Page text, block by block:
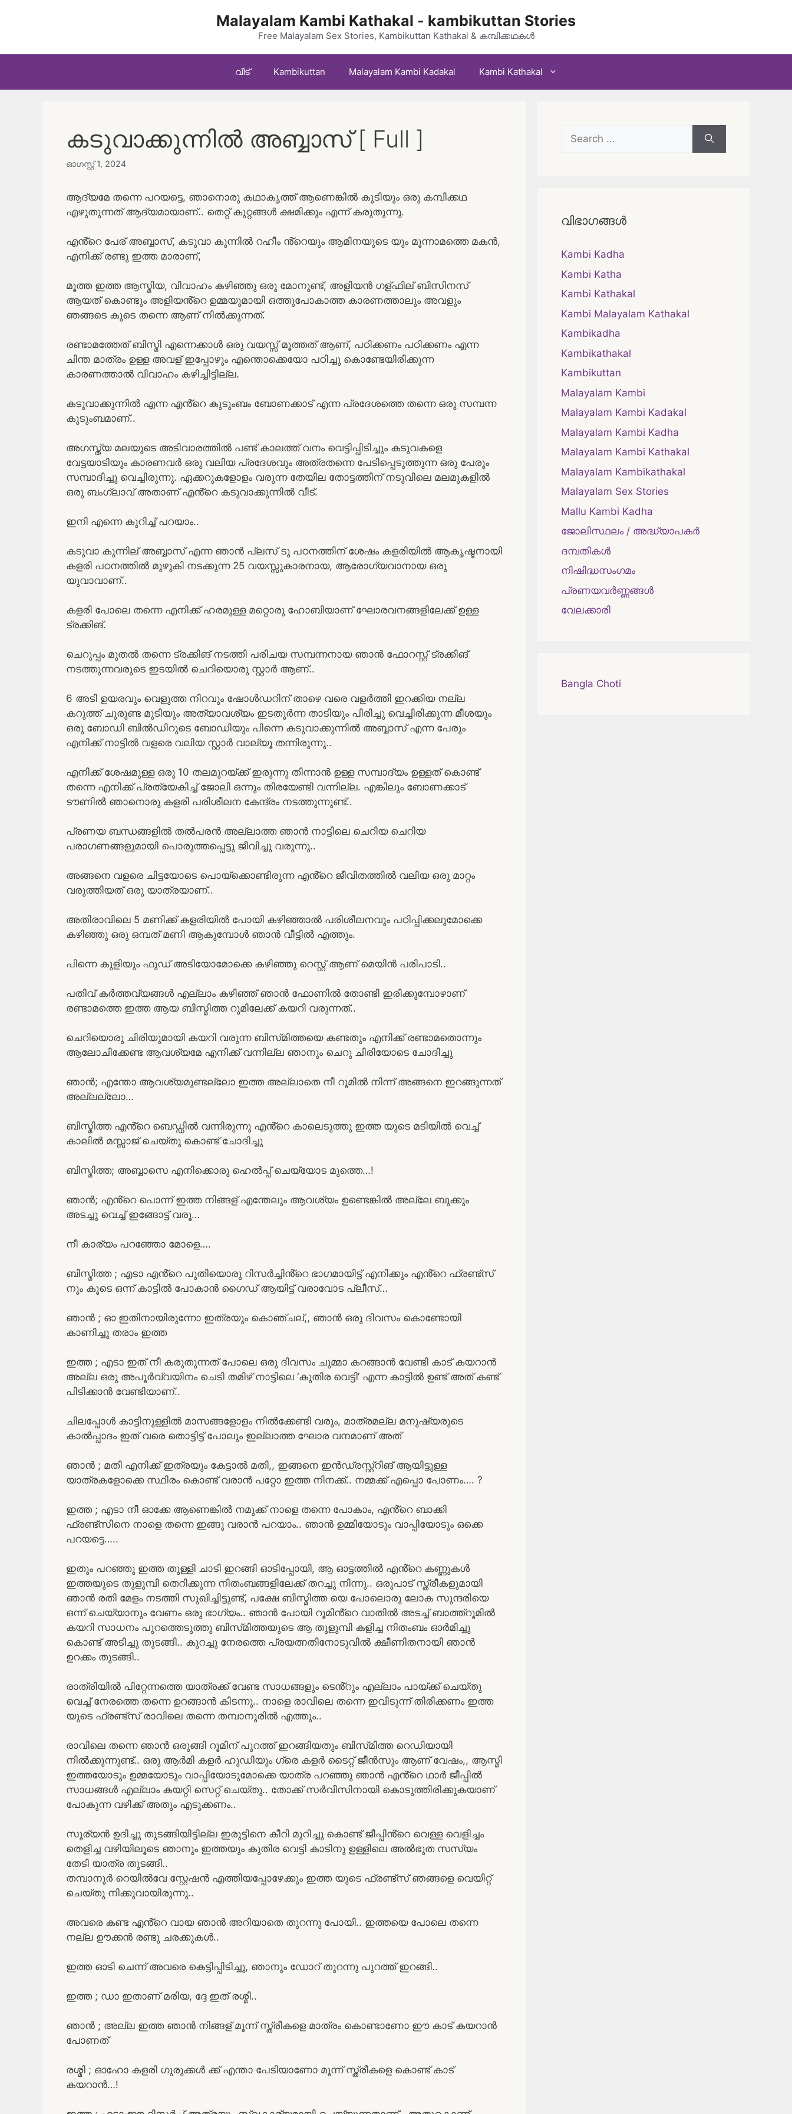
Malayalam Kambi Kathakal - kambikuttan Stories
Free Malayalam Sex Stories, Kambikuttan Kathakal & കമ്പിക്കഥകൾ
വീട് Kambikuttan Malayalam Kambi Kadakal Kambi Kathakal
കടുവാക്കുന്നിൽ അബ്ബാസ് [ Full ]
ഓഗസ്റ്റ്‌ 1, 2024
ആദ്യമേ തന്നെ പറയട്ടെ, ഞാനൊരു കഥാകൃത്ത് ആണെങ്കിൽ കൂടിയും ഒരു കമ്പിക്കഥ
എഴുതുന്നത് ആദ്യമായാണ്.. തെറ്റ് കുറ്റങ്ങൾ ക്ഷമിക്കും എന്ന് കരുതുന്നു.
എൻ്റെ പേര് അബ്ബാസ്, കടുവാ കുന്നിൽ റഹീം ൻ്റെയും ആമിനയുടെ യും മൂന്നാമത്തെ മകൻ,
എനിക്ക് രണ്ടു ഇത്ത മാരാണ്,
മൂത്ത ഇത്ത ആസ്മിയ, വിവാഹം കഴിഞ്ഞു ഒരു മോനുണ്ട്, അളിയൻ ഗള്ഫില് ബിസിനസ്
ആയത് കൊണ്ടും അളിയൻ്റെ ഉമ്മയുമായി ഒത്തുപോകാത്ത കാരണത്താലും അവളും
ഞങ്ങടെ കൂടെ തന്നെ ആണ് നിൽക്കുന്നത്.
രണ്ടാമത്തേത് ബിസ്മി എന്നെക്കാൾ ഒരു വയസ്സ് മൂത്തത് ആണ്, പഠിക്കണം പഠിക്കണം എന്ന
ചിന്ത മാത്രം ഉള്ള അവള് ഇപ്പോഴും എന്തൊക്കെയോ പഠിച്ചു കൊണ്ടേയിരിക്കുന്ന
കാരണത്താൽ വിവാഹം കഴിച്ചിട്ടില്ല.
കടുവാക്കുന്നിൽ എന്ന എൻ്റെ കുടുംബം ബോണക്കാട് എന്ന പ്രദേശത്തെ തന്നെ ഒരു സമ്പന്ന
കുടുംബമാണ്..
അഗസ്ത്യ മലയുടെ അടിവാരത്തിൽ പണ്ട് കാലത്ത് വനം വെട്ടിപ്പിടിച്ചും കടുവകളെ
വേട്ടയാടിയും കാരണവർ ഒരു വലിയ പ്രദേശവും അത്രതന്നെ പേടിപ്പെടുത്തുന്ന ഒരു പേരും
സമ്പാദിച്ചു വെച്ചിരുന്നു. ഏക്കറുകളോളം വരുന്ന തേയില തോട്ടത്തിന് നടുവിലെ മലമുകളിൽ
ഒരു ബംഗ്ലാവ് അതാണ് എൻ്റെ കടുവാക്കുന്നിൽ വീട്.
ഇനി എന്നെ കുറിച്ച് പറയാം..
കടുവാ കുന്നില് അബ്ബാസ് എന്ന ഞാൻ പ്ലസ് ടൂ പഠനത്തിന് ശേഷം കളരിയിൽ ആകൃഷ്ടനായി
കളരി പഠനത്തിൽ മുഴുകി നടക്കുന്ന 25 വയസ്സുകാരനായ, ആരോഗ്യവാനായ ഒരു
യുവാവാണ്..
കളരി പോലെ തന്നെ എനിക്ക് ഹരമുള്ള മറ്റൊരു ഹോബിയാണ് ഘോരവനങ്ങളിലേക്ക് ഉള്ള
ട്രക്കിങ്.
ചെറുപ്പം മുതൽ തന്നെ ട്രക്കിങ് നടത്തി പരിചയ സമ്പന്നനായ ഞാൻ ഫോറസ്റ്റ് ട്രക്കിങ്
നടത്തുന്നവരുടെ ഇടയിൽ ചെറിയൊരു സ്റ്റാർ ആണ്..
6 അടി ഉയരവും വെളുത്ത നിറവും ഷോൾഡറിന് താഴെ വരെ വളർത്തി ഇറക്കിയ നല്ല
കറുത്ത് ചുരുണ്ട മുടിയും അത്യാവശ്യം ഇടതൂർന്ന താടിയും പിരിച്ചു വെച്ചിരിക്കുന്ന മീശയും
ഒരു ബോഡി ബിൽഡിറുടെ ബോഡിയും പിന്നെ കടുവാക്കുന്നിൽ അബ്ബാസ് എന്ന പേരും
എനിക്ക് നാട്ടിൽ വളരെ വലിയ സ്റ്റാർ വാല്യൂ തന്നിരുന്നു..
എനിക്ക് ശേഷമുള്ള ഒരു 10 തലമുറയ്ക്ക് ഇരുന്നു തിന്നാൻ ഉള്ള സമ്പാദ്യം ഉള്ളത് കൊണ്ട്
തന്നെ എനിക്ക് പ്രത്യേകിച്ച് ജോലി ഒന്നും തിരയേണ്ടി വന്നില്ല. എങ്കിലും ബോണക്കാട്
ടൗണിൽ ഞാനൊരു കളരി പരിശീലന കേന്ദ്രം നടത്തുന്നുണ്ട്..
പ്രണയ ബന്ധങ്ങളിൽ തൽപരൻ അല്ലാത്ത ഞാൻ നാട്ടിലെ ചെറിയ ചെറിയ
പരാഗണങ്ങളുമായി പൊരുത്തപ്പെട്ടു ജീവിച്ചു വരുന്നു..
അങ്ങനെ വളരെ ചിട്ടയോടെ പൊയ്ക്കൊണ്ടിരുന്ന എൻ്റെ ജീവിതത്തിൽ വലിയ ഒരു മാറ്റം
വരുത്തിയത് ഒരു യാത്രയാണ്..
അതിരാവിലെ 5 മണിക്ക് കളരിയിൽ പോയി കഴിഞ്ഞാൽ പരിശീലനവും പഠിപ്പിക്കലുമോക്കെ
കഴിഞ്ഞു ഒരു ഒമ്പത് മണി ആകുമ്പോൾ ഞാൻ വീട്ടിൽ എത്തും.
പിന്നെ കുളിയും ഫുഡ് അടിയോമോക്കെ കഴിഞ്ഞു റെസ്റ്റ് ആണ് മെയിൻ പരിപാടി..
പതിവ് കർത്തവ്യങ്ങൾ എല്ലാം കഴിഞ്ഞ് ഞാൻ ഫോണിൽ തോണ്ടി ഇരിക്കുമ്പോഴാണ്
രണ്ടാമത്തെ ഇത്ത ആയ ബിസ്മിത്ത റൂമിലേക്ക് കയറി വരുന്നത്..
ചെറിയൊരു ചിരിയുമായി കയറി വരുന്ന ബിസ്‌മിത്തയെ കണ്ടതും എനിക്ക് രണ്ടാമതൊന്നും
ആലോചിക്കേണ്ട ആവശ്യമേ എനിക്ക് വന്നില്ല ഞാനും ചെറു ചിരിയോടെ ചോദിച്ചു
ഞാൻ; എന്തോ ആവശ്യമുണ്ടല്ലോ ഇത്ത അല്ലാതെ നീ റൂമിൽ നിന്ന് അങ്ങനെ ഇറങ്ങുന്നത്
അല്ലല്ലോ…
ബിസ്മിത്ത എൻ്റെ ബെഡ്ഡിൽ വന്നിരുന്നു എൻ്റെ കാലെടുത്തു ഇത്ത യുടെ മടിയിൽ വെച്ച്
കാലിൽ മസ്സാജ് ചെയ്തു കൊണ്ട് ചോദിച്ചു
ബിസ്മിത്ത; അബ്ബാസെ എനിക്കൊരു ഹെൽപ്പ് ചെയ്യോട മുത്തെ…!
ഞാൻ; എൻ്റെ പൊന്ന് ഇത്ത നിങ്ങള് എന്തേലും ആവശ്യം ഉണ്ടെങ്കിൽ അല്ലേ ബുക്കും
അടച്ചു വെച്ച് ഇങ്ങോട്ട് വരൂ…
നീ കാര്യം പറഞ്ഞോ മോളെ….
ബിസ്മിത്ത ; എടാ എൻ്റെ പുതിയൊരു റിസർച്ചിൻ്റെ ഭാഗമായിട്ട് എനിക്കും എൻ്റെ ഫ്രണ്ട്സ്
നും കൂടെ ഒന്ന് കാട്ടിൽ പോകാൻ ഗൈഡ് ആയിട്ട് വരാവോട പ്ലീസ്…
ഞാൻ ; ഓ ഇതിനായിരുന്നോ ഇത്രയും കൊഞ്ചല്,, ഞാൻ ഒരു ദിവസം കൊണ്ടോയി
കാണിച്ചു തരാം ഇത്ത
ഇത്ത ; എടാ ഇത് നീ കരുതുന്നത് പോലെ ഒരു ദിവസം ചുമ്മാ കറങ്ങാൻ വേണ്ടി കാട് കയറാൻ
അല്ല ഒരു അപൂർവ്വയിനം ചെടി തമിഴ് നാട്ടിലെ ‘കുതിര വെട്ടി’ എന്ന കാട്ടിൽ ഉണ്ട് അത് കണ്ട്
പിടിക്കാൻ വേണ്ടിയാണ്..
ചിലപ്പോൾ കാട്ടിനുള്ളിൽ മാസങ്ങളോളം നിൽക്കേണ്ടി വരും, മാത്രമല്ല മനുഷ്യരുടെ
കാൽപ്പാദം ഇത് വരെ തൊട്ടിട്ട് പോലും ഇല്ലാത്ത ഘോര വനമാണ് അത്
ഞാൻ ; മതി എനിക്ക് ഇത്രയും കേട്ടാൽ മതി,, ഇങ്ങനെ ഇൻഡ്രസ്റ്റ്റിങ് ആയിട്ടുള്ള
യാത്രകളോക്കെ സ്ഥിരം കൊണ്ട് വരാൻ പറ്റോ ഇത്ത നിനക്ക്.. നമ്മക്ക് എപ്പൊ പോണം…. ?
ഇത്ത ; എടാ നീ ഓക്കേ ആണെങ്കിൽ നമുക്ക് നാളെ തന്നെ പോകാം, എൻ്റെ ബാക്കി
ഫ്രണ്ട്സിനെ നാളെ തന്നെ ഇങ്ങു വരാൻ പറയാം.. ഞാൻ ഉമ്മിയോടും വാപ്പിയോടും ഒക്കെ
പറയട്ടെ…..
ഇതും പറഞ്ഞു ഇത്ത തുള്ളി ചാടി ഇറങ്ങി ഓടിപ്പോയി, ആ ഓട്ടത്തിൽ എൻ്റെ കണ്ണുകൾ
ഇത്തയുടെ തുളുമ്പി തെറിക്കുന്ന നിതംബങ്ങളിലേക്ക് തറച്ചു നിന്നു.. ഒരുപാട് സ്ത്രീകളുമായി
ഞാൻ രതി മേളം നടത്തി സുഖിച്ചിട്ടുണ്ട്, പക്ഷേ ബിസ്മിത്ത യെ പോലൊരു ലോക സുന്ദരിയെ
ഒന്ന് ചെയ്യാനും വേണം ഒരു ഭാഗ്യം.. ഞാൻ പോയി റൂമിൻ്റെ വാതിൽ അടച്ച് ബാത്ത്റൂമിൽ
കയറി സാധനം പുറത്തെടുത്തു ബിസ്‌മിത്തയുടെ ആ തുളുമ്പി കളിച്ച നിതംബം ഓർമിച്ചു
കൊണ്ട് അടിച്ചു തുടങ്ങി.. കുറച്ചു നേരത്തെ പ്രയത്നതിനോടുവിൽ ക്ഷീണിതനായി ഞാൻ
ഉറക്കം തുടങ്ങി..
രാത്രിയിൽ പിറ്റേന്നത്തെ യാത്രക്ക് വേണ്ട സാധങ്ങളും ടെൻ്റും എല്ലാം പായ്ക്ക് ചെയ്തു
വെച്ച് നേരത്തെ തന്നെ ഉറങ്ങാൻ കിടന്നു.. നാളെ രാവിലെ തന്നെ ഇവിടുന്ന് തിരിക്കണം ഇത്ത
യുടെ ഫ്രണ്ട്സ് രാവിലെ തന്നെ തമ്പാനൂരിൽ എത്തും..
രാവിലെ തന്നെ ഞാൻ ഒരുങ്ങി റൂമിന് പുറത്ത് ഇറങ്ങിയതും ബിസ്‌മിത്ത റെഡിയായി
നിൽക്കുന്നുണ്ട്.. ഒരു ആർമി കളർ ഹുഡിയും ഗ്രെ കളർ ടൈറ്റ് ജീൻസും ആണ് വേഷം,, ആസ്മി
ഇത്തയോടും ഉമ്മയോടും വാപ്പിയോടുമോക്കെ യാത്ര പറഞ്ഞു ഞാൻ എൻ്റെ ഥാർ ജീപ്പിൽ
സാധങ്ങൾ എല്ലാം കയറ്റി സെറ്റ് ചെയ്തു.. തോക്ക് സർവീസിനായി കൊടുത്തിരിക്കുകയാണ്
പോകുന്ന വഴിക്ക് അതും എടുക്കണം..
സൂര്യൻ ഉദിച്ചു തുടങ്ങിയിട്ടില്ല ഇരുട്ടിനെ കീറി മുറിച്ചു കൊണ്ട് ജീപ്പിൻ്റെ വെള്ള വെളിച്ചം
തെളിച്ച വഴിയിലൂടെ ഞാനും ഇത്തയും കുതിര വെട്ടി കാടിനു ഉള്ളിലെ അൽഭുത സസ്യം
തേടി യാത്ര തുടങ്ങി..
തമ്പാനൂർ റെയിൽവേ സ്റ്റേഷൻ എത്തിയപ്പോഴേക്കും ഇത്ത യുടെ ഫ്രണ്ട്സ് ഞങ്ങളെ വെയിറ്റ്
ചെയ്തു നിക്കുവായിരുന്നു..
അവരെ കണ്ട എൻ്റെ വായ ഞാൻ അറിയാതെ തുറന്നു പോയി.. ഇത്തയെ പോലെ തന്നെ
നല്ല ഊക്കൻ രണ്ടു ചരക്കുകൾ..
ഇത്ത ഓടി ചെന്ന് അവരെ കെട്ടിപ്പിടിച്ചു, ഞാനും ഡോറ് തുറന്നു പുറത്ത് ഇറങ്ങി..
ഇത്ത ; ഡാ ഇതാണ് മരിയ, ദ്ദേ ഇത് രശ്മി..
ഞാൻ ; അല്ല ഇത്ത ഞാൻ നിങ്ങള് മൂന്ന് സ്ത്രീകളെ മാത്രം കൊണ്ടാണോ ഈ കാട് കയറാൻ
പോണത്
രശ്മി ; ഓഹോ കളരി ഗുരുക്കൾ ക്ക് എന്താ പേടിയാണോ മൂന്ന് സ്ത്രീകളെ കൊണ്ട് കാട്
കയറാൻ…!
Search
for:
വിഭാഗങ്ങൾ
Kambi Kadha
Kambi Katha
Kambi Kathakal
Kambi Malayalam Kathakal
Kambikadha
Kambikathakal
Kambikuttan
Malayalam Kambi
Malayalam Kambi Kadakal
Malayalam Kambi Kadha
Malayalam Kambi Kathakal
Malayalam Kambikathakal
Malayalam Sex Stories
Mallu Kambi Kadha
ജോലിസ്ഥലം / അദ്ധ്യാപകർ
ദമ്പതികള്‍
നിഷിദ്ധസംഗമം
പ്രണയവർണ്ണങ്ങൾ
വേലക്കാരി
Bangla Choti